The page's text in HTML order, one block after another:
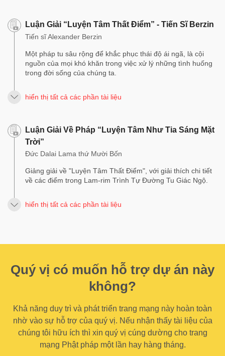
Luận Giải “Luyện Tâm Thất Điểm” - Tiến Sĩ Berzin
Tiến sĩ Alexander Berzin
Một pháp tu sâu rộng để khắc phục thái độ ái ngã, là cội
nguồn của mọi khó khăn trong việc xử lý những tình huống
trong đời sống của chúng ta.
hiển thị tất cả các phần tài liệu
Luận Giải Về Pháp “Luyện Tâm Như Tia Sáng Mặt
Trời”
Đức Dalai Lama thứ Mười Bốn
Giảng giải về "Luyện Tâm Thất Điểm", với giải thích chi tiết
về các điểm trong Lam-rim Trình Tự Đường Tu Giác Ngộ.
hiển thị tất cả các phần tài liệu
Quý vị có muốn hỗ trợ dự án này
không?
Khả năng duy trì và phát triển trang mạng này hoàn toàn
nhờ vào sự hỗ trợ của quý vị. Nếu nhận thấy tài liệu của
chúng tôi hữu ích thì xin quý vị cúng dường cho trang
mạng Phật pháp một lần hay hàng tháng.